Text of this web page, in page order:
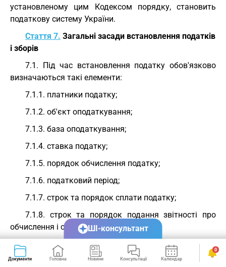
установленому цим Кодексом порядку, становить
податкову систему України.
Стаття 7. Загальні засади встановлення податків
і зборів
7.1. Під час встановлення податку обов'язково
визначаються такі елементи:
7.1.1. платники податку;
7.1.2. об'єкт оподаткування;
7.1.3. база оподаткування;
7.1.4. ставка податку;
7.1.5. порядок обчислення податку;
7.1.6. податковий період;
7.1.7. строк та порядок сплати податку;
7.1.8. строк та порядок подання звітності про
обчислення і сплату податку.
7.2. Під час встановлення податку можуть
передбачатися податкові пільги та порядок їх
Документи Головна Новини Консультації Календар Сервіси
0
ШІ-консультант